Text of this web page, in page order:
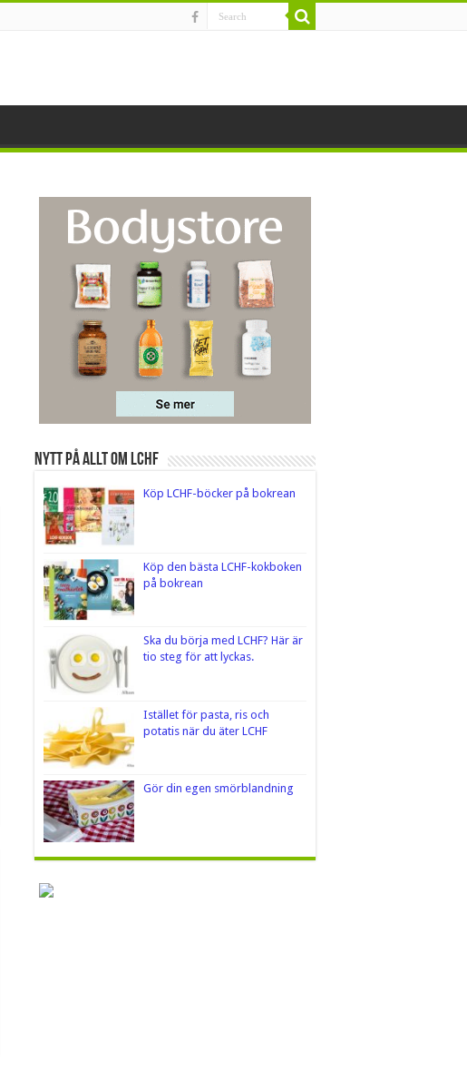
Nytt på Allt om LCHF
Köp LCHF-böcker på bokrean
Köp den bästa LCHF-kokboken
på bokrean
Ska du börja med LCHF? Här är
tio steg för att lyckas.
Istället för pasta, ris och
potatis när du äter LCHF
Gör din egen smörblandning